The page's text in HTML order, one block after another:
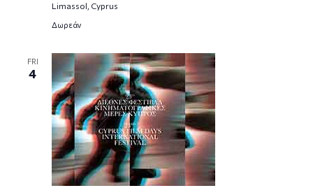
Limassol, Cyprus
Δωρεάν
FRI
4